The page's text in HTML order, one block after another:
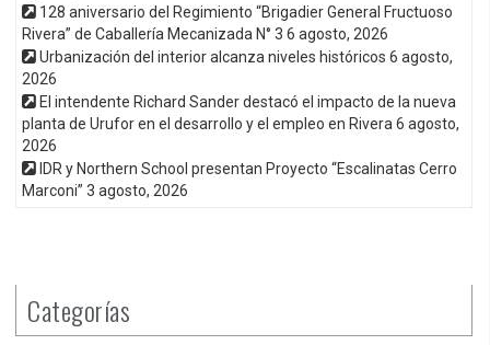
128 aniversario del Regimiento “Brigadier General Fructuoso
Rivera” de Caballería Mecanizada N° 3 6 agosto, 2026
Urbanización del interior alcanza niveles históricos 6 agosto,
2026
El intendente Richard Sander destacó el impacto de la nueva
planta de Urufor en el desarrollo y el empleo en Rivera 6 agosto,
2026
IDR y Northern School presentan Proyecto “Escalinatas Cerro
Marconi” 3 agosto, 2026
Categorías